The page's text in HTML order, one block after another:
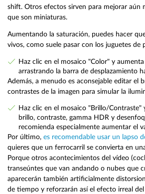
shift. Otros efectos sirven para mejorar aún
que son miniaturas.
Aumentando la saturación, puedes hacer
vivos, como suele pasar con los juguetes de
Haz clic en el mosaico "Color" y
arrastrando la barra de desplazamiento
Además, a menudo es aconsejable editar el
contrastes de la imagen para simular la
Haz clic en el mosaico "Brillo/Contraste"
brillo, contraste, gamma HDR y
recomienda especialmente aumentar el
Por último, es recomendable usar un lapso
quieres que un ferrocarril se convierta en
Porque otros acontecimientos del vídeo
transeúntes que van andando o nubes que
aparecerán también artificialmente
de tiempo y reforzarán así el efecto irreal